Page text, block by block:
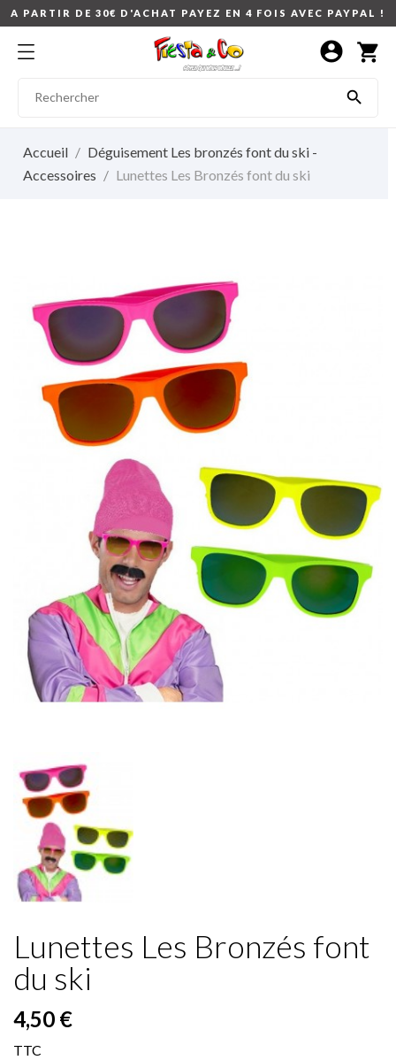
A PARTIR DE 30€ D'ACHAT PAYEZ EN 4 FOIS AVEC PAYPAL !
shopping_cart

account_circle
Accueil
Déguisement Les bronzés font du ski -
Accessoires
Lunettes Les Bronzés font du ski
Lunettes Les Bronzés font
du ski
4,50 €
TTC